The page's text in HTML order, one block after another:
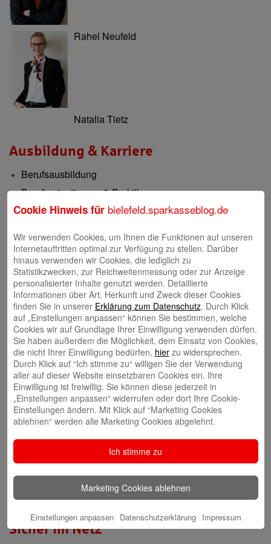
Rahel Neufeld
Natalia Tietz
Ausbildung & Karriere
Berufsausbildung
Berufsorientierung & Praktikum
Filialen und Geldautomaten
Internet-Filiale und Online-Banking
Video-Beratung in der Internet-Filiale
Gründerberatung
GründerCenter
Immobilien
ImmobilienCenter
Nachhaltigkeit
Presse-Center
Aktuelle Meldungen
Sicher im Netz
Cookie Hinweis für bielefeld.sparkasseblog.de
Wir verwenden Cookies, um Ihnen die Funktionen auf unseren
Internetauftritten optimal zur Verfügung zu stellen. Darüber
hinaus verwenden wir Cookies, die lediglich zu
Statistikzwecken, zur Reichweitenmessung oder zur Anzeige
personalisierter Inhalte genutzt werden. Detaillierte
Informationen über Art, Herkunft und Zweck dieser Cookies
finden Sie in unserer Erklärung zum Datenschutz. Durch Klick
auf „Einstellungen anpassen“ können Sie bestimmen, welche
Cookies wir auf Grundlage Ihrer Einwilligung verwenden dürfen.
Sie haben außerdem die Möglichkeit, dem Einsatz von Cookies,
die nicht Ihrer Einwilligung bedürfen, hierzu widersprechen.
Durch Klick auf “Ich stimme zu“ willigen Sie der Verwendung
aller auf dieser Website einsetzbaren Cookies ein. Ihre
Einwilligung ist freiwillig. Sie können diese jederzeit in
„Einstellungen anpassen“ widerrufen oder dort Ihre Cookie-
Einstellungen ändern. Mit Klick auf “Marketing Cookies
ablehnen“ werden alle Marketing Cookies abgelehnt.
Ich stimme zu
Marketing Cookies ablehnen
Einstellungen anpassen Datenschutzerklärung Impressum